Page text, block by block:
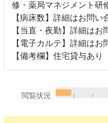
修・薬局マネジメント研
【病床数】詳細はお問い
【当直・夜勤】詳細はお
【電子カルテ】詳細はお
【備考欄】住宅貸与あり
閲覧状況